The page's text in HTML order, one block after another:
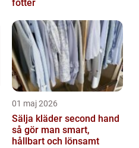
fötter
01 maj 2026
Sälja kläder second hand
så gör man smart,
hållbart och lönsamt